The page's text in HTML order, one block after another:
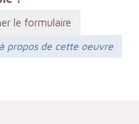
le formulaire
propos de cette oeuvre